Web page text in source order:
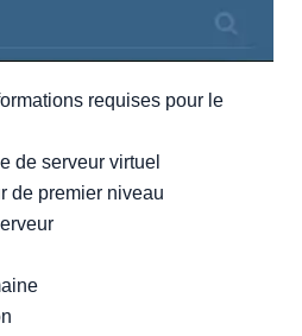
requises pour le
de serveur virtuel
de premier niveau